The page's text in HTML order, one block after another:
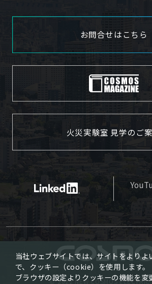
お問合せはこちら
火災実験室 見学のご
© 2022 NEW COSMOS ELECTRIC
当社ウェブサイトでは、サイトをよりよ
で、クッキー（cookie）を使用します。
ブラウザの設定よりクッキーの機能を変